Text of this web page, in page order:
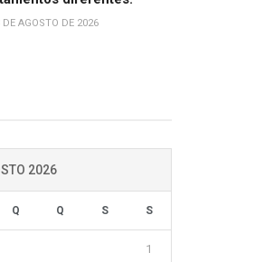
DE AGOSTO DE 2026
2026
Q Q S S
1